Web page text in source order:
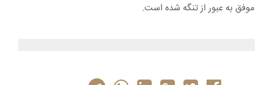
موفق به عبور از تنگه شده است.